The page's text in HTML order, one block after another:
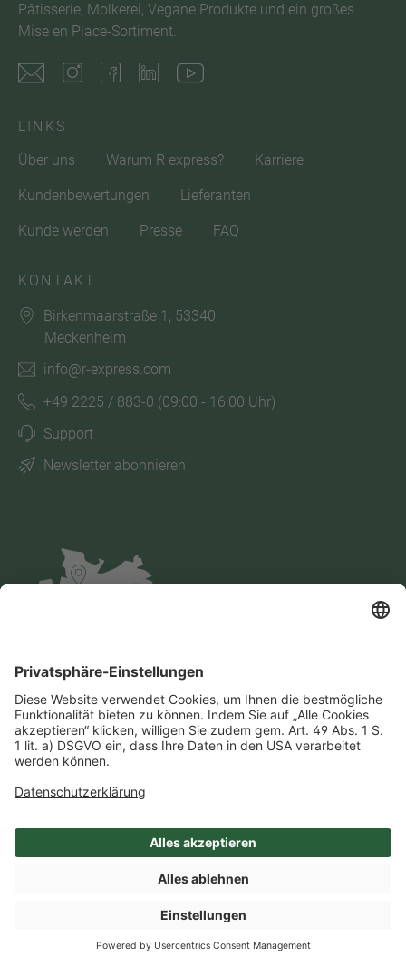
SHOP
Pâtisserie, Molkerei, Vegane Produkte und ein großes
Mise en Place-Sortiment.
LINKS
Über uns
Warum R express? Karriere
Kundenbewertungen Lieferanten
Kunde werden Presse FAQ
KONTAKT
Birkenmaarstraße 1, 53340
Meckenheim
info@r-express.com
+49 2225 / 883-0 (09:00 - 16:00 Uhr)
Support
Newsletter abonnieren
Impressum Datenschutz
AGB
Cookie-Einstellungen
Compliance